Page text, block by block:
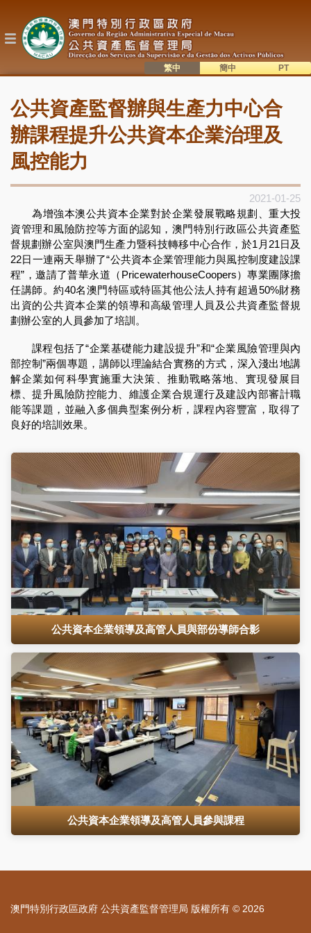
主
目
錄
公共資產監督辦與生產力中心合
辦課程提升公共資本企業治理及
風控能力
2021-01-25
為增強本澳公共資本企業對於企業發展戰略規劃、重大投
資管理和風險防控等方面的認知，澳門特別行政區公共資產監
督規劃辦公室與澳門生產力暨科技轉移中心合作，於1月21日及
22日一連兩天舉辦了“公共資本企業管理能力與風控制度建設課
程”，邀請了普華永道（PricewaterhouseCoopers）專業團隊擔
任講師。約40名澳門特區或特區其他公法人持有超過50%財務
出資的公共資本企業的領導和高級管理人員及公共資產監督規
劃辦公室的人員參加了培訓。
課程包括了“企業基礎能力建設提升”和“企業風險管理與內
部控制”兩個專題，講師以理論結合實務的方式，深入淺出地講
解企業如何科學實施重大決策、推動戰略落地、實現發展目
標、提升風險防控能力、維護企業合規運行及建設內部審計職
能等課題，並融入多個典型案例分析，課程內容豐富，取得了
良好的培訓效果。
公共資本企業領導及高管人員與部份導師合影
公共資本企業領導及高管人員參與課程
澳門特別行政區政府 公共資產監督管理局 版權所有 © 2026